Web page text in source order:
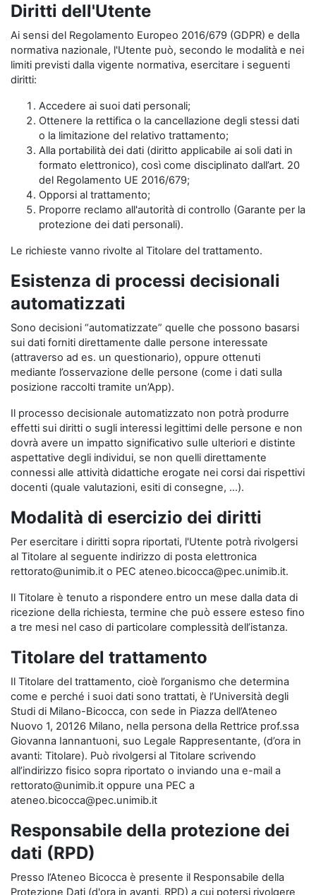
Diritti dell'Utente
Ai sensi del Regolamento Europeo 2016/679 (GDPR) e della
normativa nazionale, l'Utente può, secondo le modalità e nei
limiti previsti dalla vigente normativa, esercitare i seguenti
diritti:
Accedere ai suoi dati personali;
Ottenere la rettifica o la cancellazione degli stessi dati
o la limitazione del relativo trattamento;
Alla portabilità dei dati (diritto applicabile ai soli dati in
formato elettronico), così come disciplinato dall’art. 20
del Regolamento UE 2016/679;
Opporsi al trattamento;
Proporre reclamo all'autorità di controllo (Garante per la
protezione dei dati personali).
Le richieste vanno rivolte al Titolare del trattamento.
Esistenza di processi decisionali
automatizzati
Sono decisioni “automatizzate” quelle che possono basarsi
sui dati forniti direttamente dalle persone interessate
(attraverso ad es. un questionario), oppure ottenuti
mediante l’osservazione delle persone (come i dati sulla
posizione raccolti tramite un’App).
Il processo decisionale automatizzato non potrà produrre
effetti sui diritti o sugli interessi legittimi delle persone e non
dovrà avere un impatto significativo sulle ulteriori e distinte
aspettative degli individui, se non quelli direttamente
connessi alle attività didattiche erogate nei corsi dai rispettivi
docenti (quale valutazioni, esiti di consegne, …).
Modalità di esercizio dei diritti
Per esercitare i diritti sopra riportati, l'Utente potrà rivolgersi
al Titolare al seguente indirizzo di posta elettronica
rettorato@unimib.it o PEC ateneo.bicocca@pec.unimib.it.
Il Titolare è tenuto a rispondere entro un mese dalla data di
ricezione della richiesta, termine che può essere esteso fino
a tre mesi nel caso di particolare complessità dell’istanza.
Titolare del trattamento
Il Titolare del trattamento, cioè l’organismo che determina
come e perché i suoi dati sono trattati, è l’Università degli
Studi di Milano-Bicocca, con sede in Piazza dell’Ateneo
Nuovo 1, 20126 Milano, nella persona della Rettrice prof.ssa
Giovanna Iannantuoni, suo Legale Rappresentante, (d’ora in
avanti: Titolare). Può rivolgersi al Titolare scrivendo
all’indirizzo fisico sopra riportato o inviando una e-mail a
rettorato@unimib.it oppure una PEC a
ateneo.bicocca@pec.unimib.it
Responsabile della protezione dei
dati (RPD)
Presso l’Ateneo Bicocca è presente il Responsabile della
Protezione Dati (d'ora in avanti, RPD) a cui potersi rivolgere